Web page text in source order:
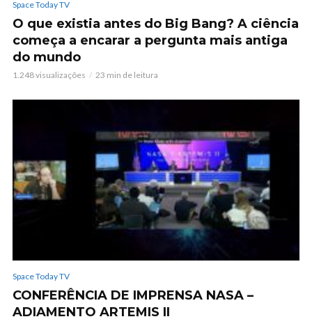
Space Today TV
O que existia antes do Big Bang? A ciência
começa a encarar a pergunta mais antiga
do mundo
1.248 visualizações 23 min de leitura
Space Today TV
CONFERÊNCIA DE IMPRENSA NASA –
ADIAMENTO ARTEMIS II